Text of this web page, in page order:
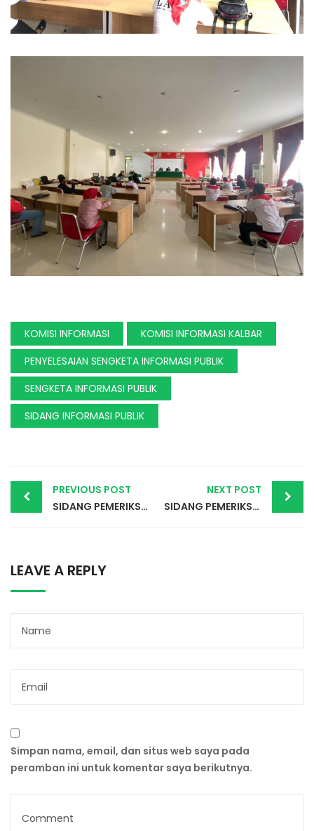
KOMISI INFORMASI
KOMISI INFORMASI KALBAR
PENYELESAIAN SENGKETA INFORMASI PUBLIK
SENGKETA INFORMASI PUBLIK
SIDANG INFORMASI PUBLIK
Post
navigation
PREVIOUS POST
SIDANG PEMERIKSAAN AWAL KE-2 PENYELESAIAN SENGKETA INFORMASI PUBLIK, Ibrahim Basarewan, SH, C.L.A. Vs BPN Kantah Kota Pontianak
NEXT POST
SIDANG PEMERIKSAAN AWAL PENYELESAIAN SENGKETA INFORMASI PUBLIK LAKI Vs Pertamina Kota Pontianak
LEAVE A REPLY
Simpan nama, email, dan situs web saya pada
peramban ini untuk komentar saya berikutnya.